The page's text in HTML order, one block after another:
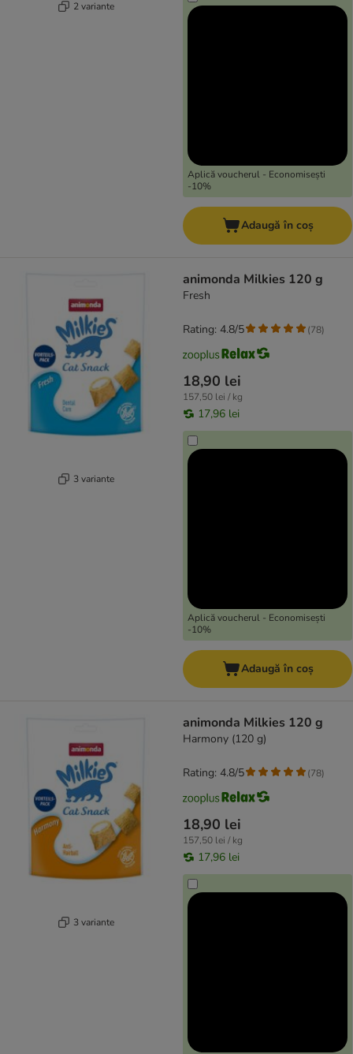
2 variante
Aplică voucherul - Economisești
-10%
Adaugă în coș
3 variante
animonda Milkies 120 g
Fresh
18,90 lei
157,50 lei / kg
17,96 lei
Aplică voucherul - Economisești
-10%
Rating: 4.8/5 (78)
Adaugă în coș
3 variante
animonda Milkies 120 g
Harmony (120 g)
18,90 lei
157,50 lei / kg
17,96 lei
Rating: 4.8/5 (78)